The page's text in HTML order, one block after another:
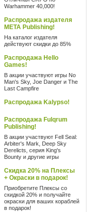
Warhammer 40,000!
Распродажа издателя
META Publishing!
На каталог издателя
действуют скидки до 85%
Распродажа Hello
Games!
В акции участвуют игры No
Man's Sky, Joe Danger и The
Last Campfire
Распродажа Kalypso!
Распродажа Fulqrum
Publishing!
В акции участвуют Fell Seal:
Arbiter's Mark, Deep Sky
Derelicts, серия King's
Bounty и другие игры
Скидка 20% на Плексы
+ Окраски в подарок!
Приобретите Плексы со
скидкой 20% и получайте
окраски для ваших кораблей
в подарок!